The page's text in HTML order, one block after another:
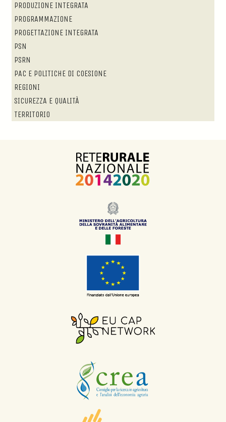
PRODUZIONE INTEGRATA
PROGRAMMAZIONE
PROGETTAZIONE INTEGRATA
PSN
PSRN
PAC E POLITICHE DI COESIONE
REGIONI
SICUREZZA E QUALITÀ
TERRITORIO